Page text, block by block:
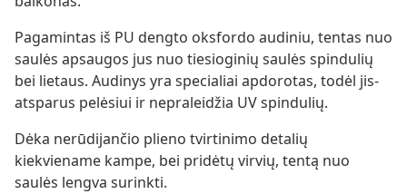
Pagamintas iš PU dengto oksfordo audiniu, tentas nuo
saulės apsaugos jus nuo tiesioginių saulės spindulių
bei lietaus. Audinys yra specialiai apdorotas, todėl jis-
atsparus pelėsiui ir nepraleidžia UV spindulių.
Dėka nerūdijančio plieno tvirtinimo detalių
kiekviename kampe, bei pridėtų virvių, tentą nuo
saulės lengva surinkti.